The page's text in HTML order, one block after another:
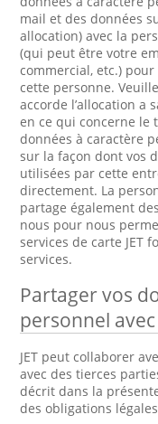
mail et des données
allocation) avec la
(qui peut être votre
commercial, etc.)
cette personne.
accorde l’allocation a
en ce qui concerne le
données à caractère
sur la façon dont vos
utilisées par cette
directement. La
partage également
nous pour nous
services de carte JET
services.
Partager vos
personnel
JET peut collaborer
avec des tierces
décrit dans la
des obligations